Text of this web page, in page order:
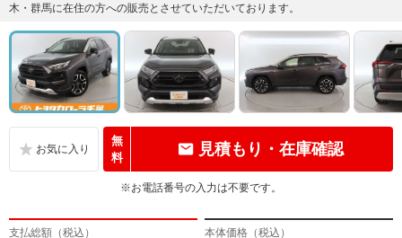
木・群馬に在住の方への販売とさせていただいております。
無
料
見積もり・在庫確認
※お電話番号の入力は不要です。
支払総額（税込） 本体価格（税込）